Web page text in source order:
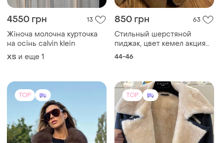
4550 грн 13
Жіноча молочна курточка
на осінь calvin klein
ХS и еще 1
850 грн 63
Стильный шерстяной
пиджак, цвет кемел акция
🔥👍
44-46
TOP TOP